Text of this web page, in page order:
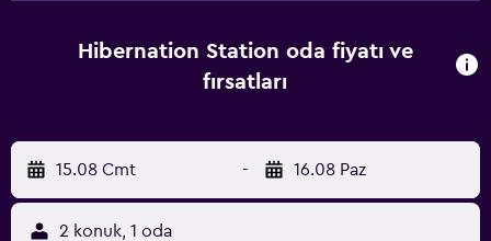
Hibernation Station oda fiyatı ve
fırsatları
15.08 Cmt - 16.08 Paz
2 konuk, 1 oda